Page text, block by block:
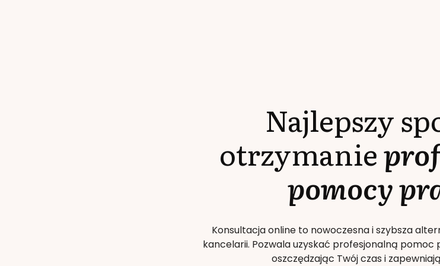
Najlepszy
otrzymanie
pomocy
Konsultacja online to nowoczesna i szybsza
kancelarii. Pozwala uzyskać profesjonalną pomoc
oszczędzając Twój czas i